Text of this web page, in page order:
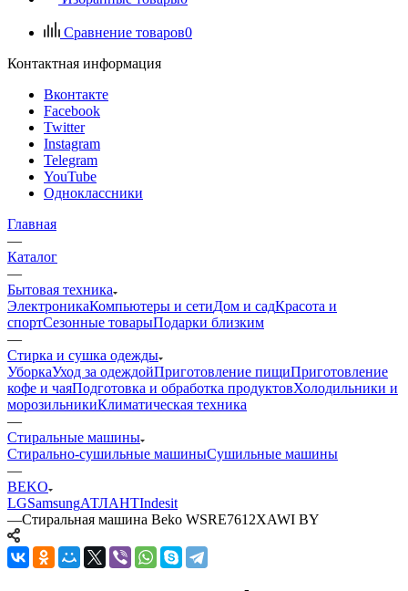
Сравнение товаров0
Контактная информация
Вконтакте
Facebook
Twitter
Instagram
Telegram
YouTube
Одноклассники
Главная
—
Каталог
—
Бытовая техника
ЭлектроникаКомпьютеры и сетиДом и садКрасота и
спортСезонные товарыПодарки близким
—
Стирка и сушка одежды
УборкаУход за одеждойПриготовление пищиПриготовление
кофе и чаяПодготовка и обработка продуктовХолодильники и
морозильникиКлиматическая техника
—
Стиральные машины
Стирально-сушильные машиныСушильные машины
—
BEKO
LGSamsungАТЛАНТIndesit
—Стиральная машина Beko WSRE7612XAWI BY